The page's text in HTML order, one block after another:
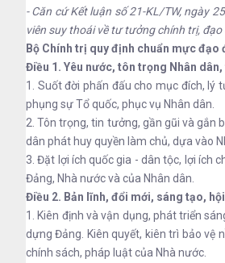
- Căn cứ Kết luận số 21-KL/TW, ngày
viên suy thoái về tư tưởng chính trị, đạo
Bộ Chính trị quy định chuẩn mực
Điều 1. Yêu nước, tôn trọng Nhân
1. Suốt đời phấn đấu cho mục đích,
phụng sự Tổ quốc, phục vụ Nhân dân.
2. Tôn trọng, tin tưởng, gần gũi và gắn
dân phát huy quyền làm chủ, dựa vào
3. Đặt lợi ích quốc gia - dân tộc, lợi ích
Đảng, Nhà nước và của Nhân dân.
Điều 2. Bản lĩnh, đổi mới, sáng tạo,
1. Kiên định và vận dụng, phát triển
dựng Đảng. Kiên quyết, kiên trì bảo vệ
chính sách, pháp luật của Nhà nước.